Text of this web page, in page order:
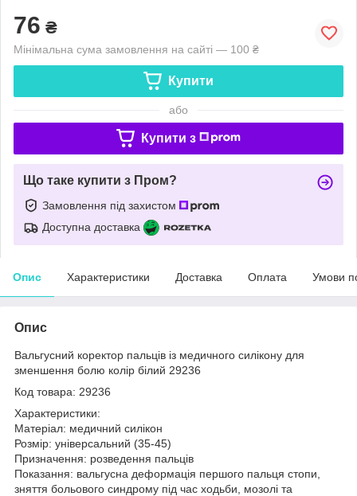
76 ₴
Мінімальна сума замовлення на сайті — 100 ₴
Купити
або
Купити з
Що таке купити з Пром?
Замовлення під захистом
Доступна доставка
Опис Характеристики Доставка Оплата Умови
Опис
Вальгусний коректор пальців із медичного силікону для
зменшення болю колір білий 29236
Код товара: 29236
Характеристики:
Матеріал: медичний силікон
Розмір: універсальний (35-45)
Призначення: розведення пальців
Показання: вальгусна деформація першого пальця стопи,
зняття больового синдрому під час ходьби, мозолі та